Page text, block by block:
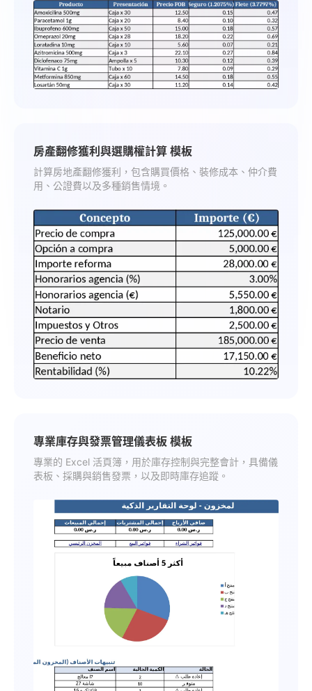
房產翻修獲利與選購權計算 模板
計算房地產翻修獲利，包含購買價格、裝修成本、仲介費
用、公證費以及多種銷售情境。
專業庫存與發票管理儀表板 模板
專業的 Excel 活頁簿，用於庫存控制與完整會計，具備儀
表板、採購與銷售發票，以及即時庫存追蹤。